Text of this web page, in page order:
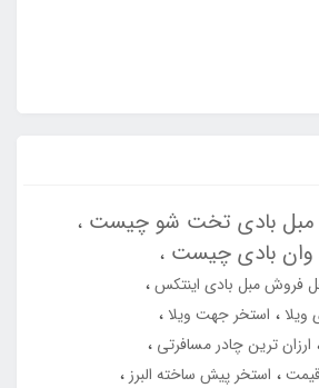
مبل بادی تخت شو چیست
وان بادی چیست
فروش مبل بادی اینتکس
استخر جهت ویلا
ارزان ترین چادر مسافرتی
استخر پیش ساخته البرز